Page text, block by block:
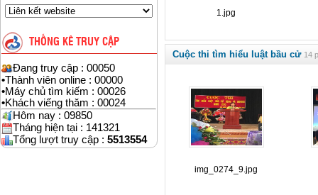
THỐNG KÊ TRUY CẬP
Đang truy cập : 00050
•Thành viên online : 00000
•Máy chủ tìm kiếm : 00026
•Khách viếng thăm : 00024
Hôm nay : 09850
Tháng hiện tại : 141321
Tổng lượt truy cập : 5513554
1.jpg
Cuộc thi tìm hiểu luật bầu cử 14
img_0274_9.jpg